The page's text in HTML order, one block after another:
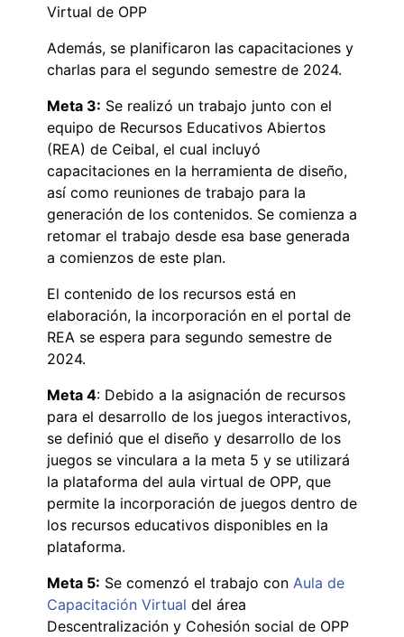
Virtual de OPP
Además, se planificaron las capacitaciones y
charlas para el segundo semestre de 2024.
Meta 3: Se realizó un trabajo junto con el
equipo de Recursos Educativos Abiertos
(REA) de Ceibal, el cual incluyó
capacitaciones en la herramienta de diseño,
así como reuniones de trabajo para la
generación de los contenidos. Se comienza a
retomar el trabajo desde esa base generada
a comienzos de este plan.
El contenido de los recursos está en
elaboración, la incorporación en el portal de
REA se espera para segundo semestre de
2024.
Meta 4: Debido a la asignación de recursos
para el desarrollo de los juegos interactivos,
se definió que el diseño y desarrollo de los
juegos se vinculara a la meta 5 y se utilizará
la plataforma del aula virtual de OPP, que
permite la incorporación de juegos dentro de
los recursos educativos disponibles en la
plataforma.
Meta 5: Se comenzó el trabajo con Aula de
Capacitación Virtual del área
Descentralización y Cohesión social de OPP